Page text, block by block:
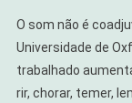
O som não é
Universidade de
trabalhado
rir, chorar, temer,